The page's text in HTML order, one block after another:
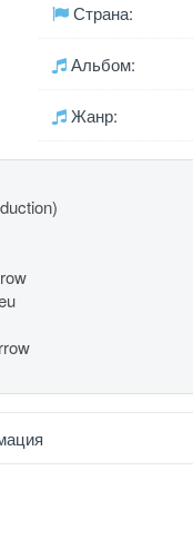
Страна:
Альбом:
Жанр: